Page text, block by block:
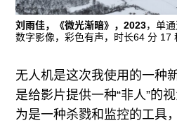
刘雨佳，《微光渐暗》，2023，单
数字影像，彩色有声，时长64 分 17
无人机是这次我使用的一种
是给影片提供一种“非人”的
为是一种杀戮和监控的工具